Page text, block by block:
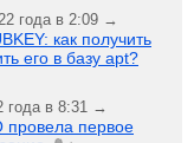
года в 2:09 →
как получить
его в базу apt?
года в 8:31 →
первое